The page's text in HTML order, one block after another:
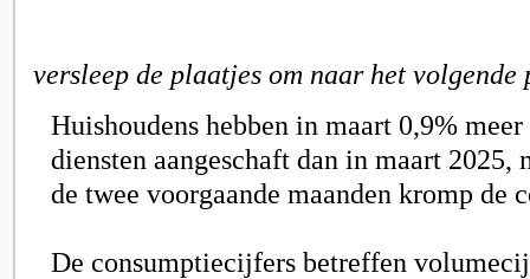
versleep de plaatjes om naar het
Huishoudens hebben in maart 0,9% meer
diensten aangeschaft dan in maart 2025,
de twee voorgaande maanden kromp de
De consumptiecijfers betreffen